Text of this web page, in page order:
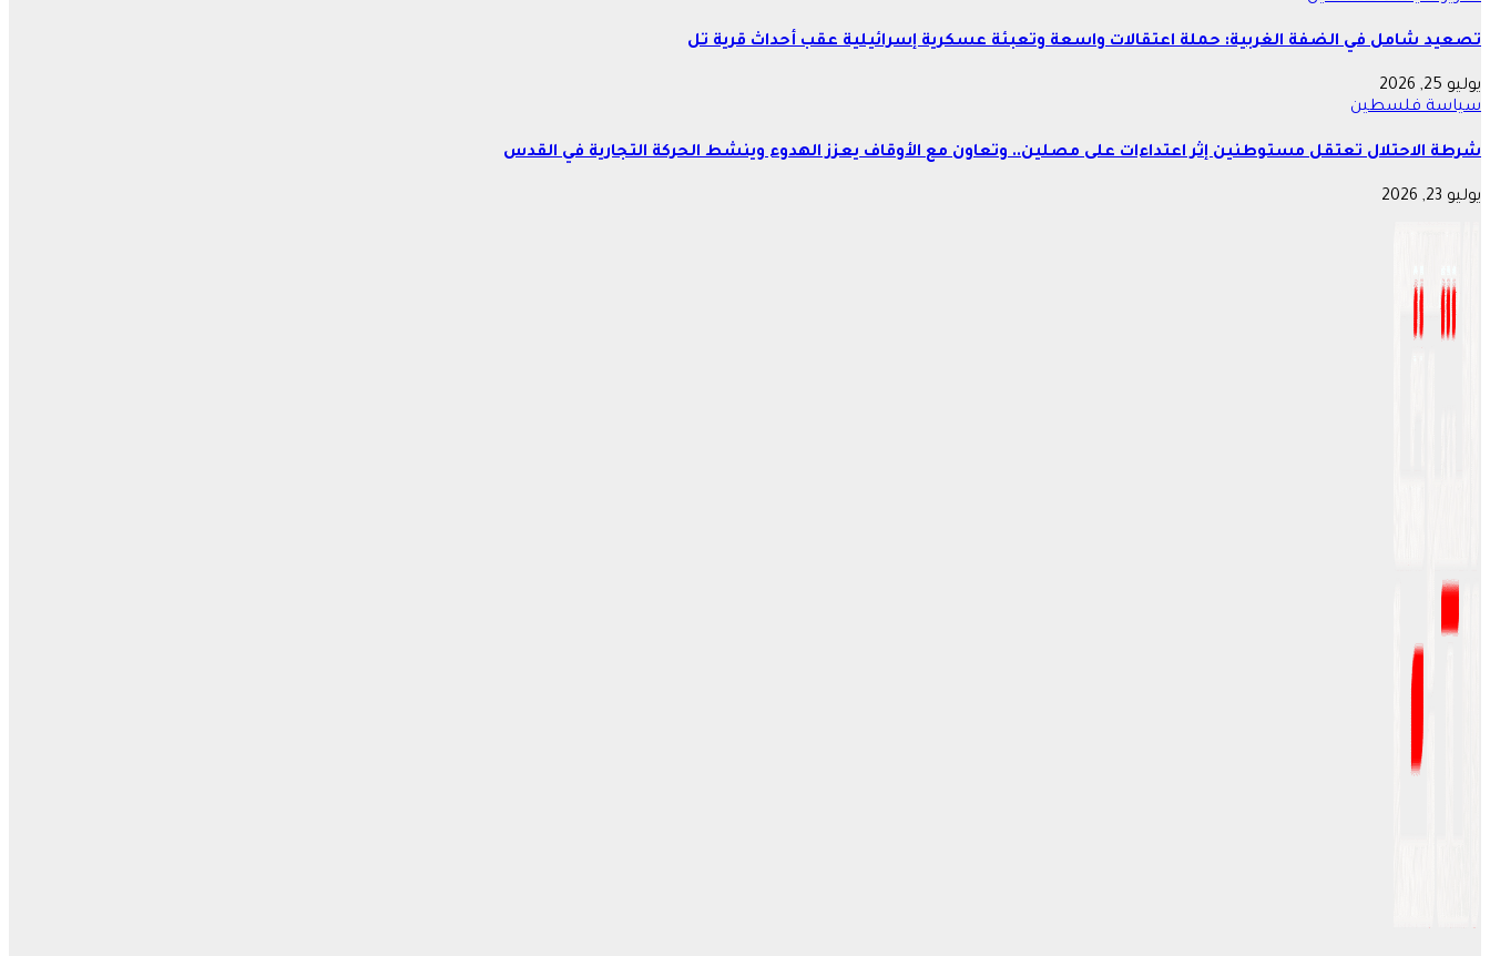
تصعيد شامل في الضفة الغربية: حملة اعتقالات واسعة وتعبئة عسكرية إسرائيلية عقب أحداث قرية تل
يوليو 25, 2026
سياسةفلسطين
شرطة الاحتلال تعتقل مستوطنين إثر اعتداءات على مصلين.. وتعاون مع الأوقاف يعزز الهدوء وينشط الحركة التجارية في القدس
يوليو 23, 2026